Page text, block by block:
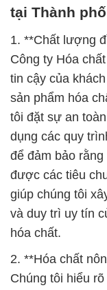
tại Thành
1. **Chất lượng
Công ty Hóa
tin cậy của
sản phẩm hóa
tôi đặt sự an
dụng các quy
để đảm bảo
được các tiêu
giúp chúng tôi
và duy trì uy tín
hóa chất.
2. **Hóa chất
Chúng tôi hiểu